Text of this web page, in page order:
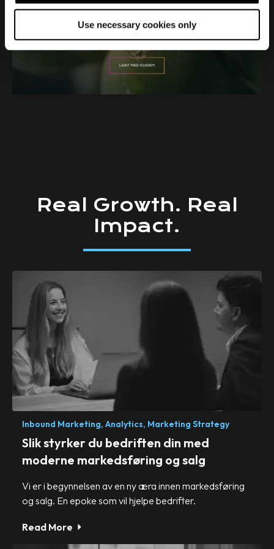
Use necessary cookies only
Real Growth. Real
Impact.
Inbound Marketing, Analytics, Marketing Strategy
Slik styrker du bedriften din med
moderne markedsføring og salg
Vi er i begynnelsen av en ny æra innen markedsføring
og salg. En epoke som vil hjelpe bedrifter.
Read More